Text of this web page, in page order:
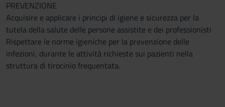
PREVENZIONE
Acquisire e applicare i principi di igiene e sicurezza per la
tutela della salute delle persone assistite e dei professionisti
Rispettare le norme igieniche per la prevenzione delle
infezioni, durante le attività richieste sui pazienti nella
struttura di tirocinio frequentata.